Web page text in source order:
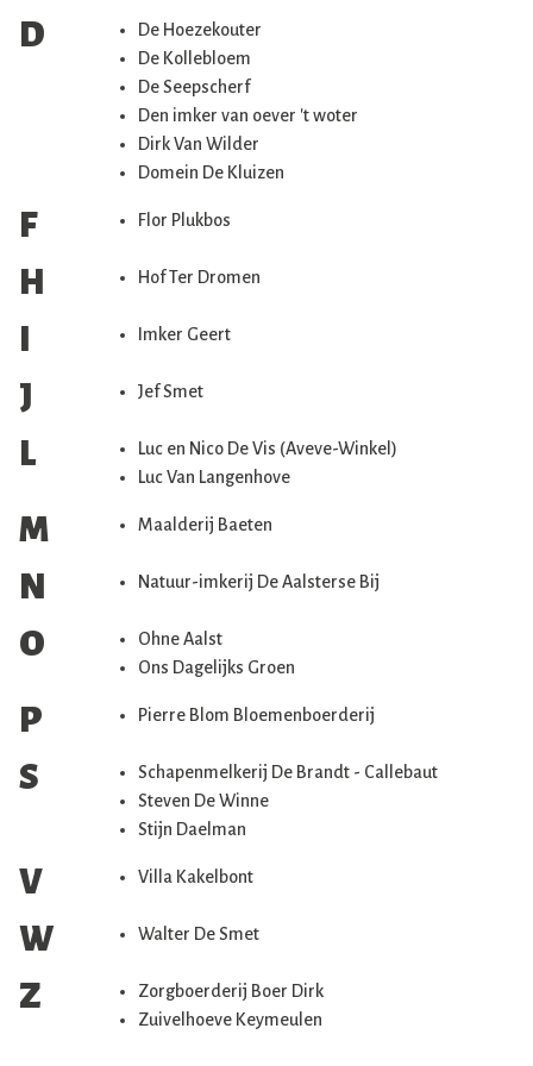
D
De Hoezekouter
De Kollebloem
De Seepscherf
Den imker van oever 't woter
Dirk Van Wilder
Domein De Kluizen
F Flor Plukbos
H Hof Ter Dromen
I Imker Geert
J Jef Smet
L
Luc en Nico De Vis (Aveve-Winkel)
Luc Van Langenhove
M Maalderij Baeten
N Natuur-imkerij De Aalsterse Bij
O
Ohne Aalst
Ons Dagelijks Groen
P Pierre Blom Bloemenboerderij
S
Schapenmelkerij De Brandt - Callebaut
Steven De Winne
Stijn Daelman
V Villa Kakelbont
W Walter De Smet
Z
Zorgboerderij Boer Dirk
Zuivelhoeve Keymeulen